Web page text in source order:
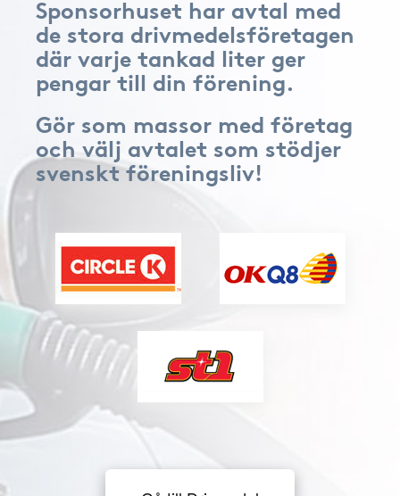
Sponsorhuset har avtal med
de stora drivmedelsföretagen
där varje tankad liter ger
pengar till din förening.
Gör som massor med företag
och välj avtalet som stödjer
svenskt föreningsliv!